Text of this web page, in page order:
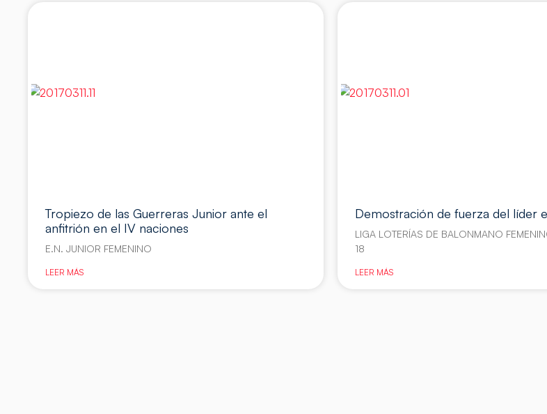
Tropiezo de las Guerreras Junior ante el
anfitrión en el IV naciones
E.N. JUNIOR FEMENINO
LEER MÁS
Demostración de fuerza del líder
LIGA LOTERÍAS DE BALONMANO
18
LEER MÁS